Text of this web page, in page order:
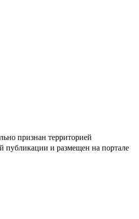
признан территорией
и размещен на портале